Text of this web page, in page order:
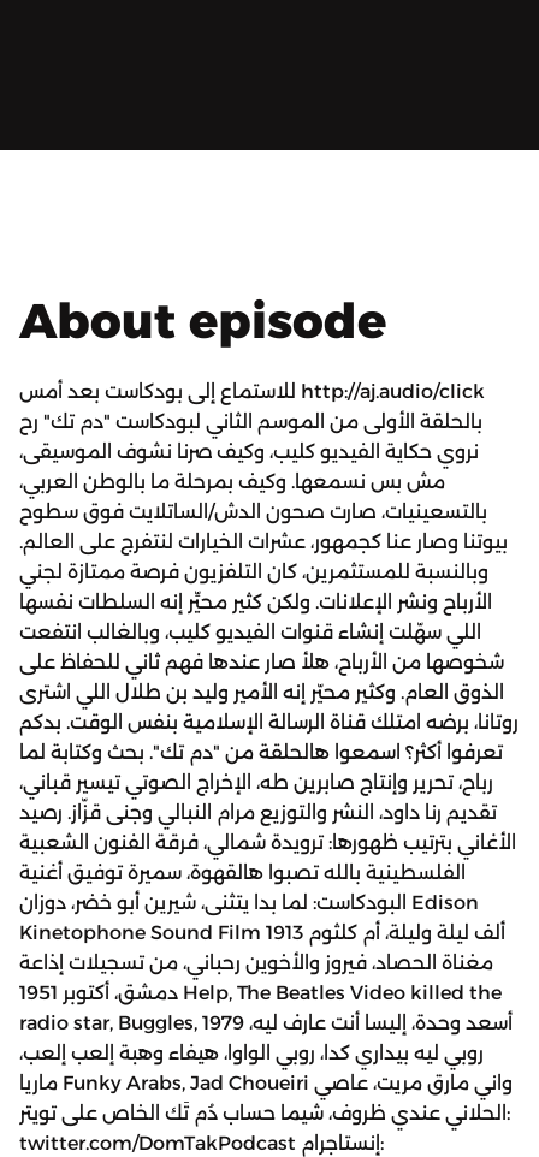
About episode
للاستماع إلى بودكاست بعد أمس http://aj.audio/click
بالحلقة الأولى من الموسم الثاني لبودكاست "دم تك" رح
نروي حكاية الفيديو كليب، وكيف صرنا نشوف الموسيقى،
مش بس نسمعها. وكيف بمرحلة ما بالوطن العربي،
بالتسعينيات، صارت صحون الدش/الساتلايت فوق سطوح
بيوتنا وصار عنا كجمهور، عشرات الخيارات لنتفرج على العالم.
وبالنسبة للمستثمرين، كان التلفزيون فرصة ممتازة لجني
الأرباح ونشر الإعلانات. ولكن كثير محيِّر إنه السلطات نفسها
اللي سهّلت إنشاء قنوات الفيديو كليب، وبالغالب انتفعت
شخوصها من الأرباح، هلأ صار عندها فهم ثاني للحفاظ على
الذوق العام. وكثير محيّر إنه الأمير وليد بن طلال اللي اشترى
روتانا، برضه امتلك قناة الرسالة الإسلامية بنفس الوقت. بدكم
تعرفوا أكثر؟ اسمعوا هالحلقة من "دم تك". بحث وكتابة لما
رباح، تحرير وإنتاج صابرين طه، الإخراج الصوتي تيسير قباني،
تقديم رنا داود، النشر والتوزيع مرام النبالي وجنى قزّاز. رصيد
الأغاني بترتيب ظهورها: ترويدة شمالي، فرقة الفنون الشعبية
الفلسطينية بالله تصبوا هالقهوة، سميرة توفيق أغنية
البودكاست: لما بدا يتثنى، شيرين أبو خضر، دوزان Edison
Kinetophone Sound Film 1913 ألف ليلة وليلة، أم كلثوم
مغناة الحصاد، فيروز والأخوين رحباني، من تسجيلات إذاعة
دمشق، أكتوبر 1951 Help, The Beatles Video killed the
radio star, Buggles, 1979 أسعد وحدة، إليسا أنت عارف ليه،
روبي ليه بيداري كدا، روبي الواوا، هيفاء وهبة إلعب إلعب،
ماريا Funky Arabs, Jad Choueiri واني مارق مريت، عاصي
الحلاني عندي ظروف، شيما حساب دُم تَك الخاص على تويتر:
twitter.com/DomTakPodcast إنستاجرام: